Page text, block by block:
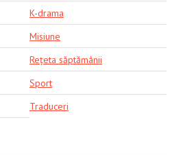
K-drama
Misiune
Rețeta săptămânii
Sport
Traduceri